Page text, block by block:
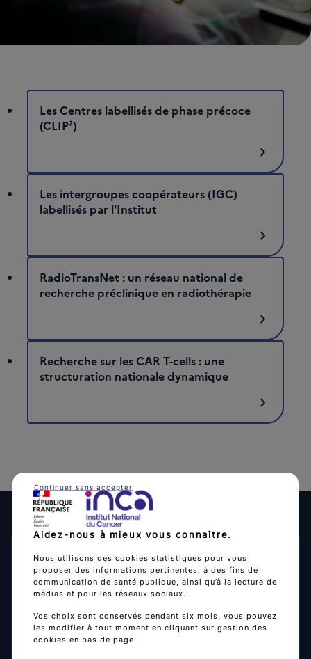
Les Centres labellisés de phase précoce
(CLIP²)
chevron_right
Les intergroupes coopérateurs (IGC)
labellisés par l'Institut
chevron_right
RadioTransNet : un réseau national de
recherche préclinique en radiothérapie
chevron_right
Recherche sur les CAR T-cells : une
structuration nationale dynamique
chevron_right
Les Centres labellisés de phase précoce (CLIP²)
“L’Institut national du cancer, conscient des enjeux des
essais cliniques de phase précoce dans l’accès [...]”
05/05/2025
Aidez-nous à mieux vous connaître.
Nous utilisons des cookies statistiques pour vous
proposer des informations pertinentes, à des fins de
communication de santé publique, ainsi qu’à la lecture de
médias et pour les réseaux sociaux.
Vos choix sont conservés pendant six mois, vous pouvez
les modifier à tout moment en cliquant sur gestion des
cookies en bas de page.
Continuer sans accepter